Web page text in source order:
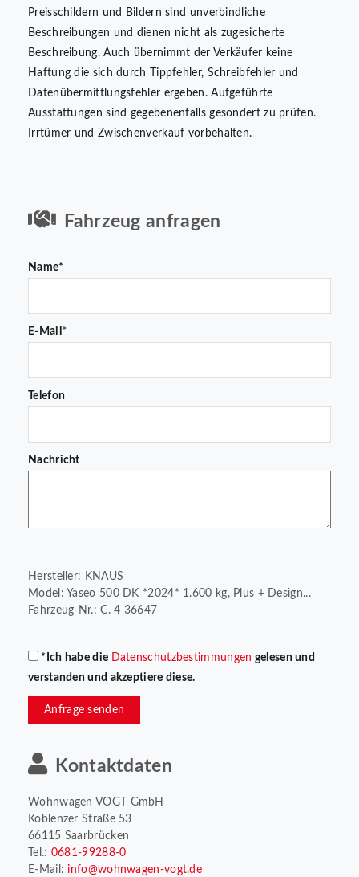
Preisschildern und Bildern sind unverbindliche
Beschreibungen und dienen nicht als zugesicherte
Beschreibung. Auch übernimmt der Verkäufer keine
Haftung die sich durch Tippfehler, Schreibfehler und
Datenübermittlungsfehler ergeben. Aufgeführte
Ausstattungen sind gegebenenfalls gesondert zu prüfen.
Irrtümer und Zwischenverkauf vorbehalten.
Fahrzeug anfragen
Name*
E-Mail*
Telefon
Nachricht
Hersteller: KNAUS
Model: Yaseo 500 DK *2024* 1.600 kg, Plus + Design...
Fahrzeug-Nr.: C. 4 36647
*Ich habe die Datenschutzbestimmungen gelesen und
verstanden und akzeptiere diese.
Anfrage senden
Kontaktdaten
Wohnwagen VOGT GmbH
Koblenzer Straße 53
66115 Saarbrücken
Tel.: 0681-99288-0
E-Mail: info@wohnwagen-vogt.de